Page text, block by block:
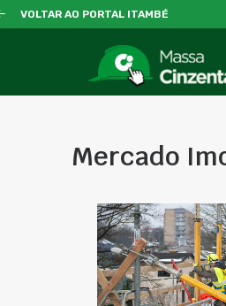
VOLTAR AO PORTAL ITAMBÉ
Mercado